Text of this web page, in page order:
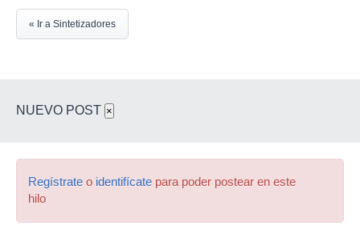
« Ir a Sintetizadores
NUEVO POST ×
Regístrate o identifícate para poder postear en este
hilo